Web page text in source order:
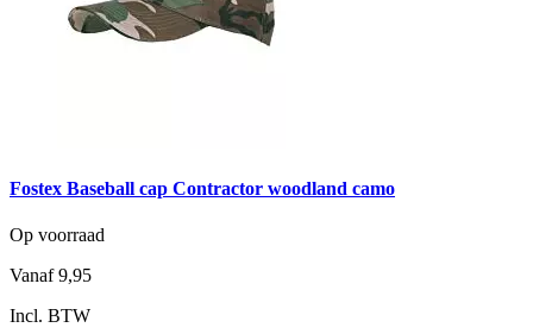
Fostex Baseball cap Contractor woodland camo
Op voorraad
Vanaf 9,95
Incl. BTW